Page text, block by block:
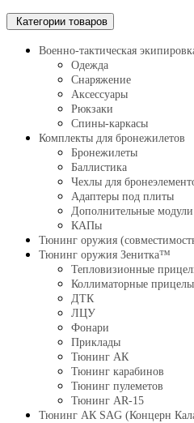
Категории товаров
Военно-тактическая
Одежда
Снаряжение
Аксессуары
Рюкзаки
Спины-каркасы
Комплекты для бронежилетов
Бронежилеты
Баллистика
Чехлы для
Адаптеры под плиты
Дополнительные модули
КАПы
Тюнинг оружия
Тюнинг оружия Зенитка™
Тепловизионные
Коллиматорные прицелы
ДТК
ЛЦУ
Фонари
Приклады
Тюнинг АК
Тюнинг карабинов
Тюнинг пулеметов
Тюнинг AR-15
Тюнинг АК SAG (Концерн